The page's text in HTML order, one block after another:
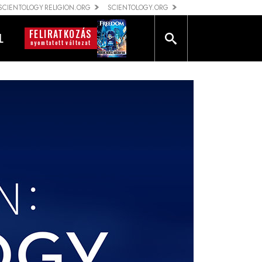
RELIGION.ORG SCIENTOLOGY.ORG
FELIRATKOZÁS
nyomtatott változat